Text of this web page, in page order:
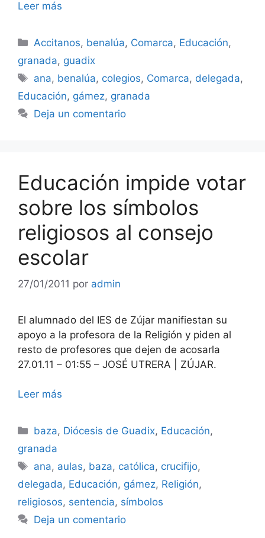
Leer más
Categorías
Accitanos, benalúa, Comarca, Educación,
granada, guadix
Etiquetas
ana, benalúa, colegios, Comarca, delegada,
Educación, gámez, granada
Deja un comentario
Educación impide votar
sobre los símbolos
religiosos al consejo
escolar
27/01/2011 por admin
El alumnado del IES de Zújar manifiestan su
apoyo a la profesora de la Religión y piden al
resto de profesores que dejen de acosarla
27.01.11 – 01:55 – JOSÉ UTRERA | ZÚJAR.
Leer más
Categorías
baza, Diócesis de Guadix, Educación,
granada
Etiquetas
ana, aulas, baza, católica, crucifijo,
delegada, Educación, gámez, Religión,
religiosos, sentencia, símbolos
Deja un comentario